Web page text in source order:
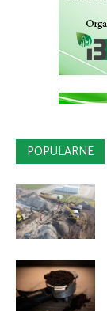
POPULARNE